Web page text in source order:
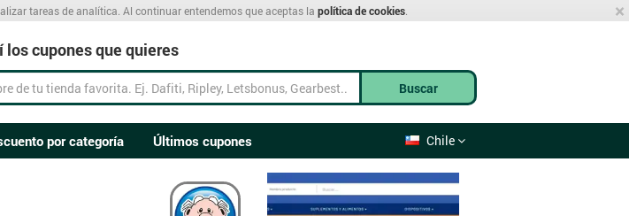
×
tareas de analítica. Al continuar entendemos que aceptas la política de cookies
los cupones que quieres
Buscar
Chile
por categoría Últimos cupones